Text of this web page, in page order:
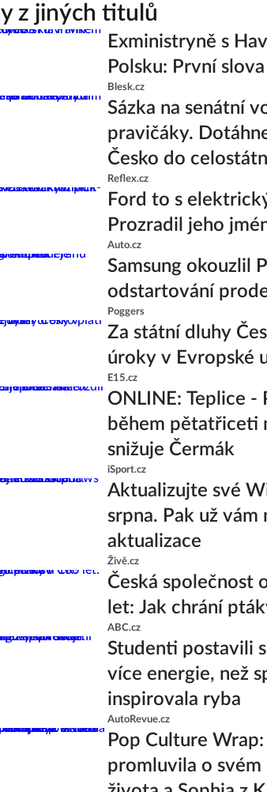
z jiných titulů
Exministryně s
Polsku: První
Blesk.cz
Sázka na senátní
pravičáky.
Česko do
Reflex.cz
Ford to s
Prozradil jeho
Auto.cz
Samsung okouzlil
odstartování
Poggers
Za státní dluhy
úroky v Evropské
E15.cz
ONLINE: Teplice -
během pětatřiceti
snižuje Čermák
iSport.cz
Aktualizujte své
srpna. Pak už
aktualizace
Živě.cz
Česká společnost
let: Jak chrání
ABC.cz
Studenti postavili
více energie, než
inspirovala ryba
AutoRevue.cz
Pop Culture
promluvila o